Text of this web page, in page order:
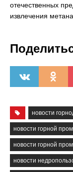
отечественных
извлечения метана.
новости
новости горной
новости горной
новости